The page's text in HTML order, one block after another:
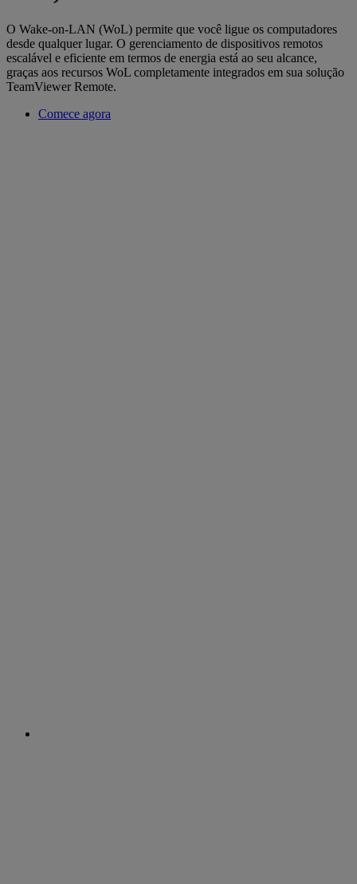
O Wake-on-LAN (WoL) permite que você ligue os computadores
desde qualquer lugar. O gerenciamento de dispositivos remotos
escalável e eficiente em termos de energia está ao seu alcance,
graças aos recursos WoL completamente integrados em sua solução
TeamViewer Remote.
Comece agora